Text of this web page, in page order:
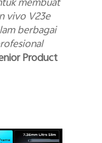
membuat
vivo V23e
berbagai
Product